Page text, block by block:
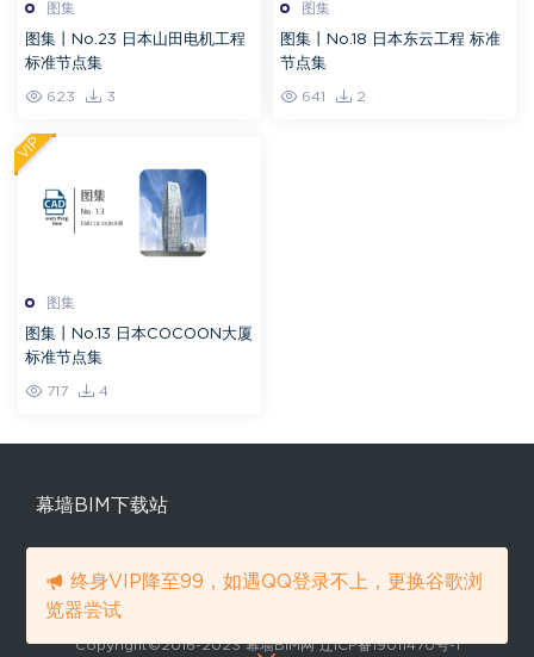
图集
图集丨No.23 日本山田电机工程
标准节点集
623 3
图集
图集丨No.18 日本东云工程 标准
节点集
641 2
图集
图集丨No.13 日本COCOON大厦
标准节点集
717 4
VIP
幕墙BIM下载站
库,幕墙BIM模型,幕墙模型下载.
Copyright©2016-2023 幕墙BIM网 辽ICP备19011470号-1
终身VIP降至99，如遇QQ登录不上，更换谷歌浏
览器尝试